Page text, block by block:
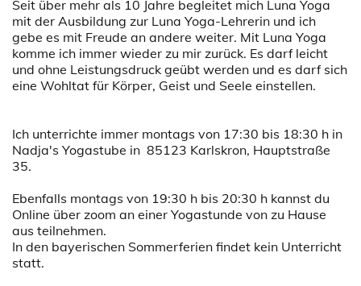
Seit über mehr als 10 Jahre begleitet mich Luna Yoga
mit der Ausbildung zur Luna Yoga-Lehrerin und ich
gebe es mit Freude an andere weiter. Mit Luna Yoga
komme ich immer wieder zu mir zurück. Es darf leicht
und ohne Leistungsdruck geübt werden und es darf sich
eine Wohltat für Körper, Geist und Seele einstellen.
Ich unterrichte immer montags von 17:30 bis 18:30 h in
Nadja's Yogastube in 85123 Karlskron, Hauptstraße
35.
Ebenfalls montags von 19:30 h bis 20:30 h kannst du
Online über zoom an einer Yogastunde von zu Hause
aus teilnehmen.
In den bayerischen Sommerferien findet kein Unterricht
statt.